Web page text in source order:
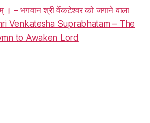
॥ – भगवान श्री वेंकटेश्वर को जगाने वाला
Venkatesha Suprabhatam – The
to Awaken Lord